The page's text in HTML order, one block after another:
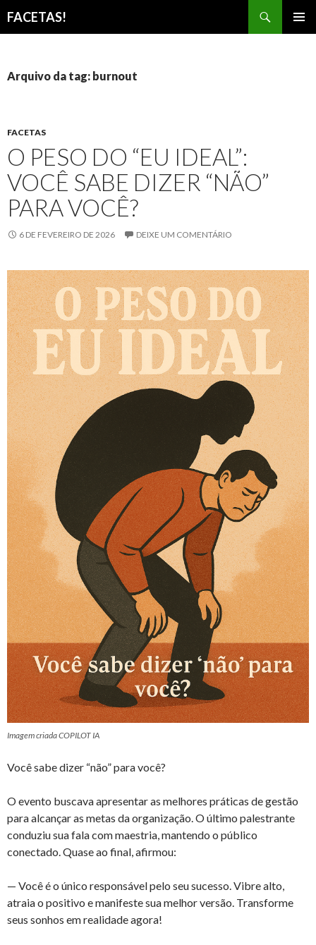
FACETAS!
CONTEÚDO
Arquivo da tag: burnout
FACETAS
O PESO DO “EU IDEAL”:
VOCÊ SABE DIZER “NÃO”
PARA VOCÊ?
6 DE FEVEREIRO DE 2026 DEIXE UM COMENTÁRIO
Imagem criada COPILOT IA
Você sabe dizer “não” para você?
O evento buscava apresentar as melhores práticas de gestão
para alcançar as metas da organização. O último palestrante
conduziu sua fala com maestria, mantendo o público
conectado. Quase ao final, afirmou:
— Você é o único responsável pelo seu sucesso. Vibre alto,
atraia o positivo e manifeste sua melhor versão. Transforme
seus sonhos em realidade agora!